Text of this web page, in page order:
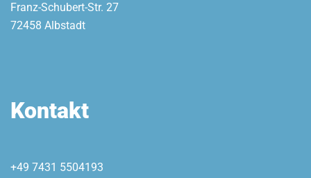
Franz-Schubert-Str. 27
72458 Albstadt
Kontakt
+49 7431 5504193